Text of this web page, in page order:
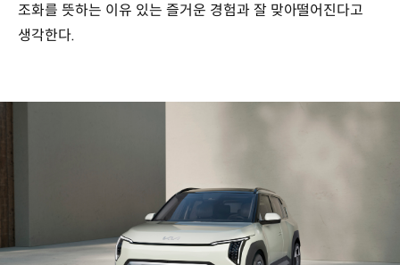
조화를 뜻하는 이유 있는 즐거운 경험과 잘 맞아떨어진다고
생각한다.